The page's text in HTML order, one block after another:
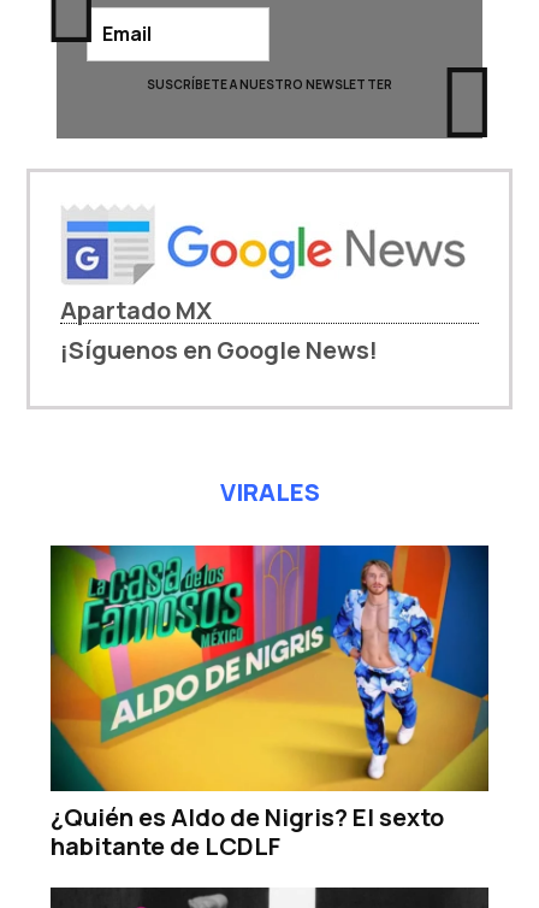
Apartado MX
¡Síguenos en Google News!
VIRALES
¿Quién es Aldo de Nigris? El sexto
habitante de LCDLF